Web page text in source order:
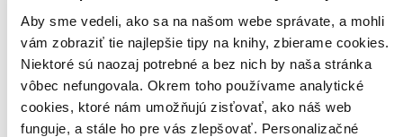
Aby sme vedeli, ako sa na našom webe správate, a mohli
vám zobraziť tie najlepšie tipy na knihy, zbierame cookies.
Niektoré sú naozaj potrebné a bez nich by naša stránka
vôbec nefungovala. Okrem toho používame analytické
cookies, ktoré nám umožňujú zisťovať, ako náš web
funguje, a stále ho pre vás zlepšovať. Personalizačné
Zoradiť
Bestsellery
Top hodnotené
Novinky